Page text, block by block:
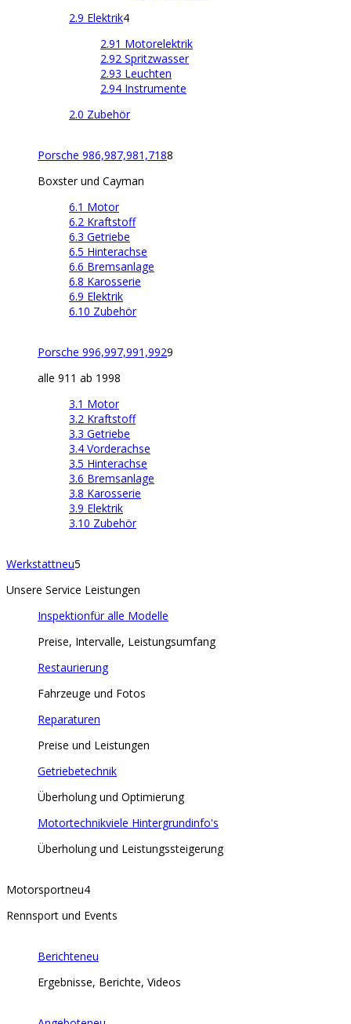
2.9 Elektrik4
2.91 Motorelektrik
2.92 Spritzwasser
2.93 Leuchten
2.94 Instrumente
2.0 Zubehör
Porsche 986,987,981,7188
Boxster und Cayman
6.1 Motor
6.2 Kraftstoff
6.3 Getriebe
6.5 Hinterachse
6.6 Bremsanlage
6.8 Karosserie
6.9 Elektrik
6.10 Zubehör
Porsche 996,997,991,9929
alle 911 ab 1998
3.1 Motor
3.2 Kraftstoff
3.3 Getriebe
3.4 Vorderachse
3.5 Hinterachse
3.6 Bremsanlage
3.8 Karosserie
3.9 Elektrik
3.10 Zubehör
Werkstattneu5
Unsere Service Leistungen
Inspektionfür alle Modelle
Preise, Intervalle, Leistungsumfang
Restaurierung
Fahrzeuge und Fotos
Reparaturen
Preise und Leistungen
Getriebetechnik
Überholung und Optimierung
Motortechnikviele Hintergrundinfo's
Überholung und Leistungssteigerung
Motorsportneu4
Rennsport und Events
Berichteneu
Ergebnisse, Berichte, Videos